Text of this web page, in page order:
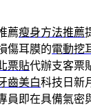
薦瘦身方法推薦
傷耳膜的電動挖
票貼代辦支客票
齒美白科技日新
員即在具備氣密